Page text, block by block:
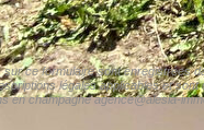
ce formulaire sont enregistrées
légales applicables et
en champagne agence@alesia-